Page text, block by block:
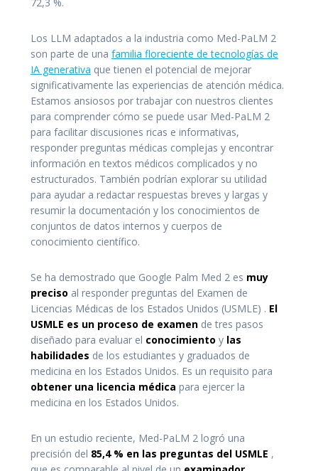
72,3 %.
Los LLM adaptados a la industria como Med-PaLM 2
son parte de una familia floreciente de tecnologías de
IA generativa que tienen el potencial de mejorar
significativamente las experiencias de atención médica.
Estamos ansiosos por trabajar con nuestros clientes
para comprender cómo se puede usar Med-PaLM 2
para facilitar discusiones ricas e informativas,
responder preguntas médicas complejas y encontrar
información en textos médicos complicados y no
estructurados. También podrían explorar su utilidad
para ayudar a redactar respuestas breves y largas y
resumir la documentación y los conocimientos de
conjuntos de datos internos y cuerpos de
conocimiento científico.
Se ha demostrado que Google Palm Med 2 es muy
preciso al responder preguntas del Examen de
Licencias Médicas de los Estados Unidos (USMLE) . El
USMLE es un proceso de examen de tres pasos
diseñado para evaluar el conocimiento y las
habilidades de los estudiantes y graduados de
medicina en los Estados Unidos. Es un requisito para
obtener una licencia médica para ejercer la
medicina en los Estados Unidos.
En un estudio reciente, Med-PaLM 2 logró una
precisión del 85,4 % en las preguntas del USMLE ,